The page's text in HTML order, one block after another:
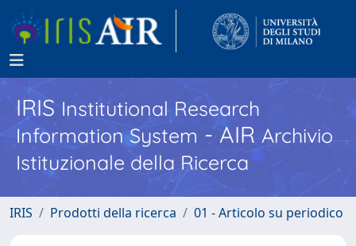
IRISInstitutional Research
Information System - AIR Archivio
Istituzionale della Ricerca
IRIS Prodotti della ricerca 01 - Articolo su periodico